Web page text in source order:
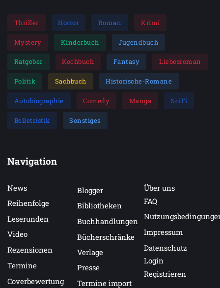
Thriller Horror Roman Krimi
Mystery Kinderbuch Jugendbuch
Ratgeber Kochbuch Fantasy Liebesroman
Politik Sachbuch Historische-Romane
Autobiographie Comedy Manga SciFi
Belletristik Sonstiges
Navigation
News
Reihenfolge
Leserunden
Video
Rezensionen
Termine
Coverbewertung
Blogger
Bibliotheken
Buchhandlungen
Bücherschränke
Verlage
Presse
Termine import
Über uns
FAQ
Impressum
Datenschutz
Login
Registrieren